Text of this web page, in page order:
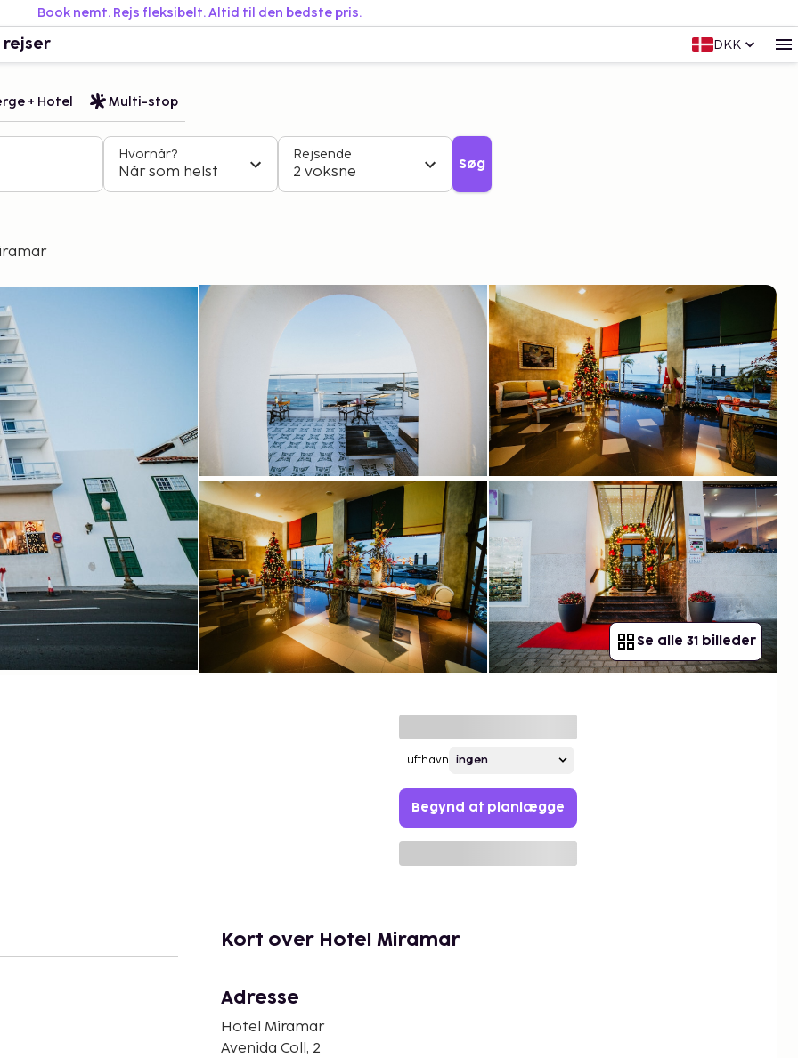
Book nemt. Rejs fleksibelt. Altid til den bedste pris.
rejser DKK
+ Hotel Multi-stop
Hvornår?
Når som helst
Rejsende
2 voksne Søg
Se alle 31 billeder
Lufthavn
Begynd at planlægge
Kort over Hotel Miramar
Adresse
Hotel Miramar
Avenida Coll, 2